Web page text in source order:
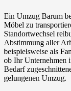
Ein Umzug Barum
Möbel zu
Standortwechsel
Abstimmung aller
beispielsweise als
ob Ihr Unternehmen
Bedarf
gelungenen Umzug.